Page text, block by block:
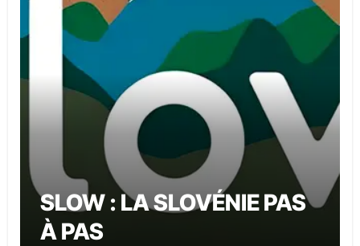
SLOW : LA SLOVÉNIE PAS
À PAS